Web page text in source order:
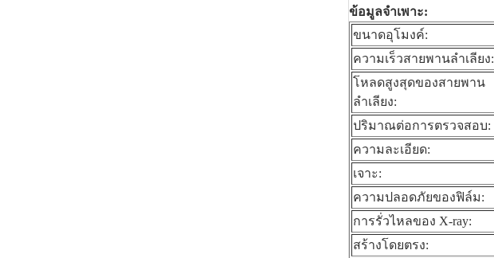
ข้อมูลจำเพาะ:
ขนาดอุโมงค์:
ความเร็วสายพานลำเลียง:
โหลดสูงสุดของสายพาน
ลำเลียง:
ปริมาณต่อการตรวจสอบ:
ความละเอียด:
เจาะ:
ความปลอดภัยของฟิล์ม:
การรั่วไหลของ X-ray:
สร้างโดยตรง: